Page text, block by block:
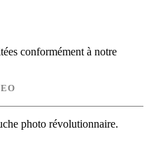
conformément à notre
photo révolutionnaire.